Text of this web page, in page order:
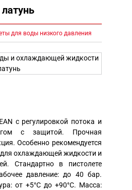
для воды низкого давления
с регулировкой потока и
с защитой. Прочная
Особенно рекомендуется
охлаждающей жидкости и
Стандартно в пистолете
давление: до 40 бар.
от +5°C до +90°C. Масса: